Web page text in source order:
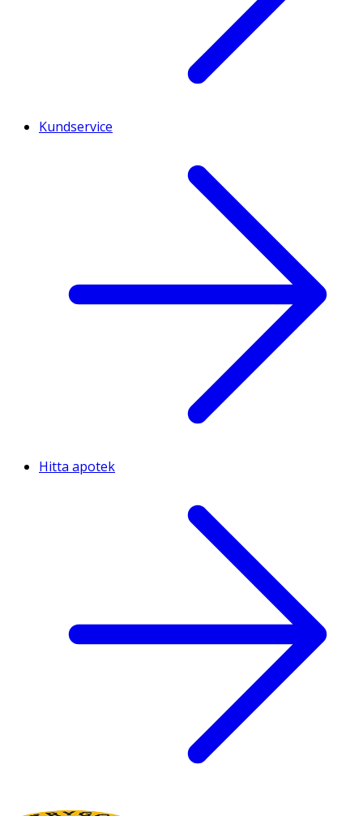
Kundservice
Hitta apotek